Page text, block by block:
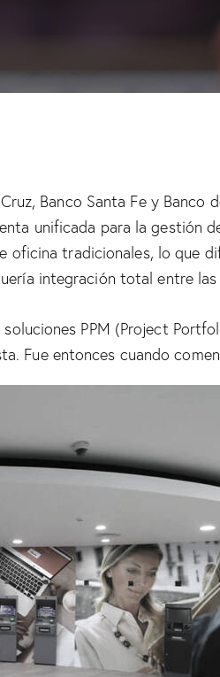
Banco Santa Fe y Banco
unificada para la gestión
oficina tradicionales, lo que
integración total entre las
PPM (Project
Fue entonces cuando